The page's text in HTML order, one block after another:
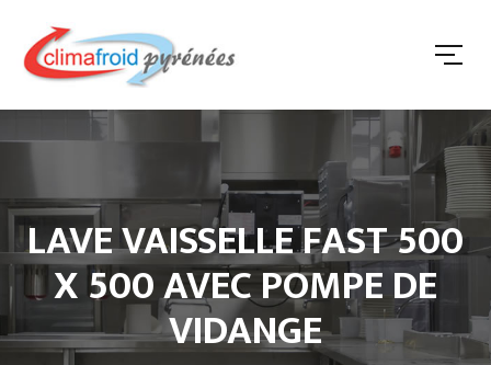
LAVE VAISSELLE FAST 500
X 500 AVEC POMPE DE
VIDANGE